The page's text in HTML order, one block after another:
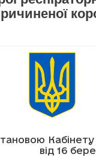
Кабінету
від 16